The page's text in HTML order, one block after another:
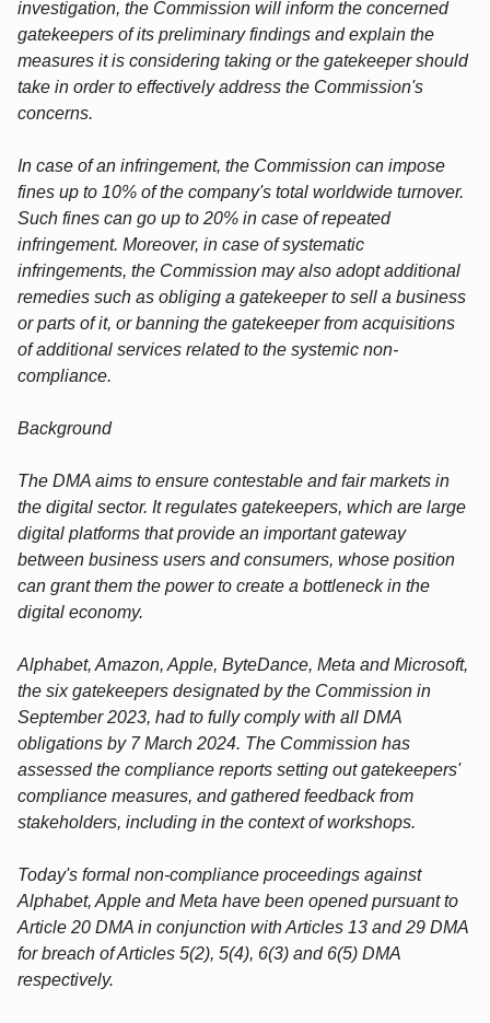
investigation, the Commission will inform the concerned
gatekeepers of its preliminary findings and explain the
measures it is considering taking or the gatekeeper should
take in order to effectively address the Commission's
concerns.
In case of an infringement, the Commission can impose
fines up to 10% of the company's total worldwide turnover.
Such fines can go up to 20% in case of repeated
infringement. Moreover, in case of systematic
infringements, the Commission may also adopt additional
remedies such as obliging a gatekeeper to sell a business
or parts of it, or banning the gatekeeper from acquisitions
of additional services related to the systemic non-
compliance.
Background
The DMA aims to ensure contestable and fair markets in
the digital sector. It regulates gatekeepers, which are large
digital platforms that provide an important gateway
between business users and consumers, whose position
can grant them the power to create a bottleneck in the
digital economy.
Alphabet, Amazon, Apple, ByteDance, Meta and Microsoft,
the six gatekeepers designated by the Commission in
September 2023, had to fully comply with all DMA
obligations by 7 March 2024. The Commission has
assessed the compliance reports setting out gatekeepers'
compliance measures, and gathered feedback from
stakeholders, including in the context of workshops.
Today's formal non-compliance proceedings against
Alphabet, Apple and Meta have been opened pursuant to
Article 20 DMA in conjunction with Articles 13 and 29 DMA
for breach of Articles 5(2), 5(4), 6(3) and 6(5) DMA
respectively.